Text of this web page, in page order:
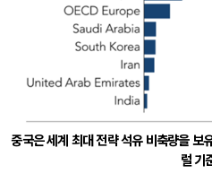
중국은 세계 최대 전략 석유 비축량을
럴 기